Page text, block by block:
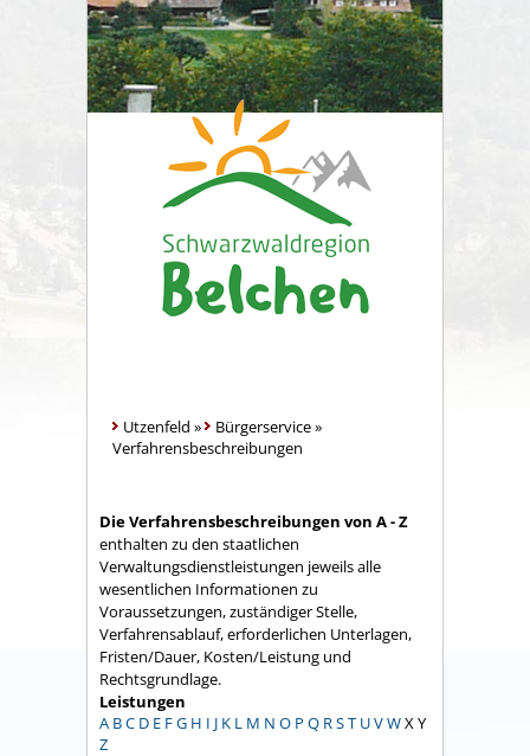
Utzenfeld » Bürgerservice»
Verfahrensbeschreibungen
Die Verfahrensbeschreibungen von A - Z
enthalten zu den staatlichen
Verwaltungsdienstleistungen jeweils alle
wesentlichen Informationen zu
Voraussetzungen, zuständiger Stelle,
Verfahrensablauf, erforderlichen Unterlagen,
Fristen/Dauer, Kosten/Leistung und
Rechtsgrundlage.
Leistungen
A BC D E FG H I J K L M N O P Q RST UVWX Y
Z